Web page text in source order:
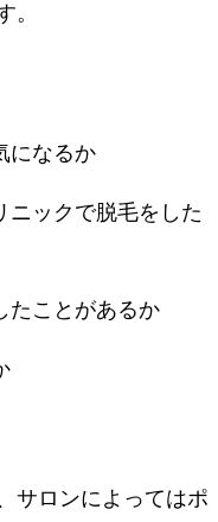
。
になるか
ニックで脱毛をした
たことがあるか
サロンによってはポ